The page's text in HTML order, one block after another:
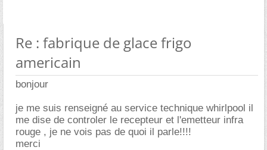
Re : fabrique de glace frigo
americain
bonjour
je me suis renseigné au service technique whirlpool il
me dise de controler le recepteur et l'emetteur infra
rouge , je ne vois pas de quoi il parle!!!!
merci